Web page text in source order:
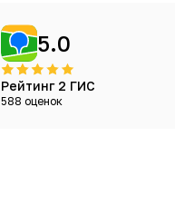
5.0
Рейтинг 2 ГИС
588 оценок